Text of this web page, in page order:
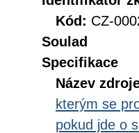
Kód: CZ-
Soulad
Specifikace
Název
kterým se
pokud jde o